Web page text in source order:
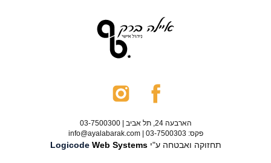
הארבעה 24, תל אביב | 03-7500300
פקס: 03-7500303 | info@ayalabarak.com
תחזוקה ואבטחה ע"י Logicode Web Systems